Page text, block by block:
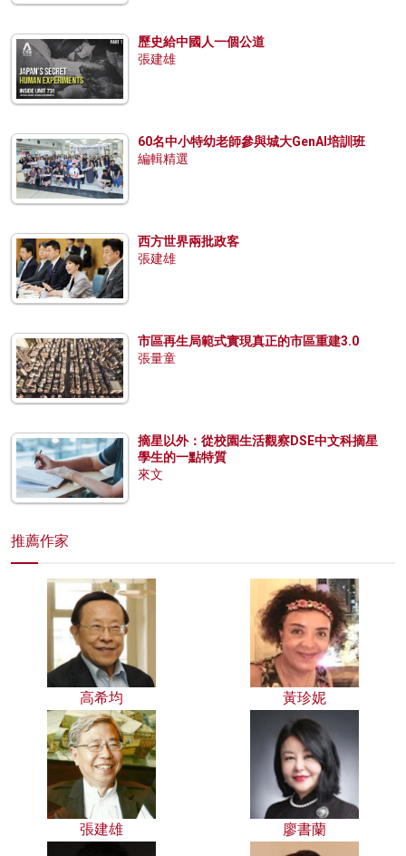
歷史給中國人一個公道
張建雄
60名中小特幼老師參與城大GenAI培訓班
編輯精選
西方世界兩批政客
張建雄
市區再生局範式實現真正的市區重建3.0
張量童
摘星以外：從校園生活觀察DSE中文科摘星
學生的一點特質
來文
推薦作家
高希均 黃珍妮
張建雄 廖書蘭